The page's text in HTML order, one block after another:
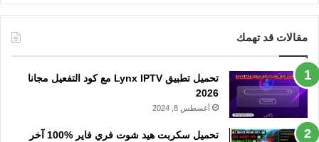
مقالات قد تهمك
تحميل تطبيق Lynx IPTV مع كود التفعيل مجانا
2026
أغسطس 8, 2024
تحميل سكربت هيد شوت فري فاير %100 آخر